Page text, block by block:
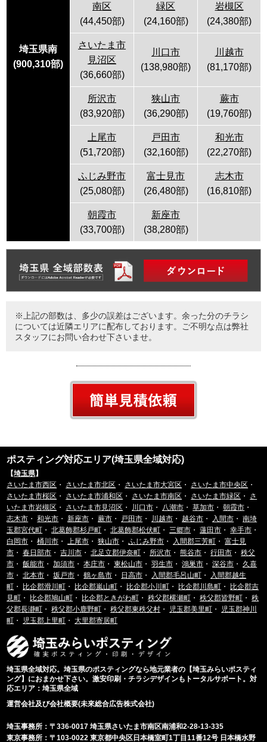
埼玉県南
(900,310部)
南区
(44,450部)
緑区
(24,160部)
岩槻区
(24,380部)
さいたま市
見沼区
(36,660部)
川口市
(138,980部)
川越市
(81,170部)
所沢市
(83,920部)
狭山市
(36,290部)
蕨市
(19,760部)
上尾市
(51,720部)
戸田市
(32,160部)
和光市
(22,270部)
ふじみ野市
(25,080部)
富士見市
(26,480部)
志木市
(16,810部)
朝霞市
(33,700部)
新座市
(38,280部)
※上記の部数は、多少の誤差はございます。余った分のチラシ
については近隣エリアに配布しております。ご不明な点は弊社
スタッフにお問い合わせ下さいませ。
ポスティング対応エリア(埼玉県全域対応)
【埼玉県】
さいたま市西区 ・ さいたま市北区 ・ さいたま市大宮区 ・ さいたま市中央区 ・
さいたま市桜区 ・ さいたま市浦和区 ・ さいたま市南区 ・ さいたま市緑区 ・ さ
いたま市岩槻区 ・ さいたま市見沼区 ・ 川口市 ・ 八潮市 ・草加市 ・朝霞市 ・
志木市 ・和光市 ・新座市 ・蕨市 ・ 戸田市 ・ 川越市 ・ 越谷市 ・ 入間市 ・南埼
玉郡宮代町 ・北葛飾郡杉戸町 ・北葛飾郡松伏町 ・ 三郷市 ・蓮田市 ・幸手市 ・
白岡市 ・桶川市 ・ 上尾市 ・狭山市 ・ふじみ野市 ・ 入間郡三芳町 ・富士見
市 ・春日部市 ・吉川市 ・北足立郡伊奈町 ・ 所沢市 ・熊谷市 ・行田市 ・秩父
市 ・飯能市 ・加須市 ・本庄市 ・東松山市 ・羽生市 ・鴻巣市 ・深谷市 ・ 久喜
市 ・北本市 ・坂戸市 ・鶴ヶ島市 ・ 日高市 ・ 入間郡毛呂山町 ・
入間郡越生
町 ・ 比企郡滑川町 ・ 比企郡嵐山町 ・ 比企郡小川町 ・ 比企郡川島町 ・ 比企郡吉
見町 ・ 比企郡鳩山町 ・ 比企郡ときがわ町 ・秩父郡横瀬町 ・秩父郡皆野町 ・秩
父郡長瀞町 ・秩父郡小鹿野町 ・秩父郡東秩父村 ・ 児玉郡美里町 ・
児玉郡神川
町 ・ 児玉郡上里町 ・大里郡寄居町
埼玉県全域対応。埼玉県のポスティングなら地元業者の【埼玉みらいポスティ
ング】におまかせ下さい。激安印刷・チラシデザインもトータルサポート。対
応エリア：埼玉県全域
運営会社及び会社概要(未來総合広告株式会社)
埼玉事務所：〒336-0017 埼玉県さいたま市南区南浦和2-28-13-335
東京事務所：〒103-0022 東京都中央区日本橋室町1丁目11番12号 日本橋水野